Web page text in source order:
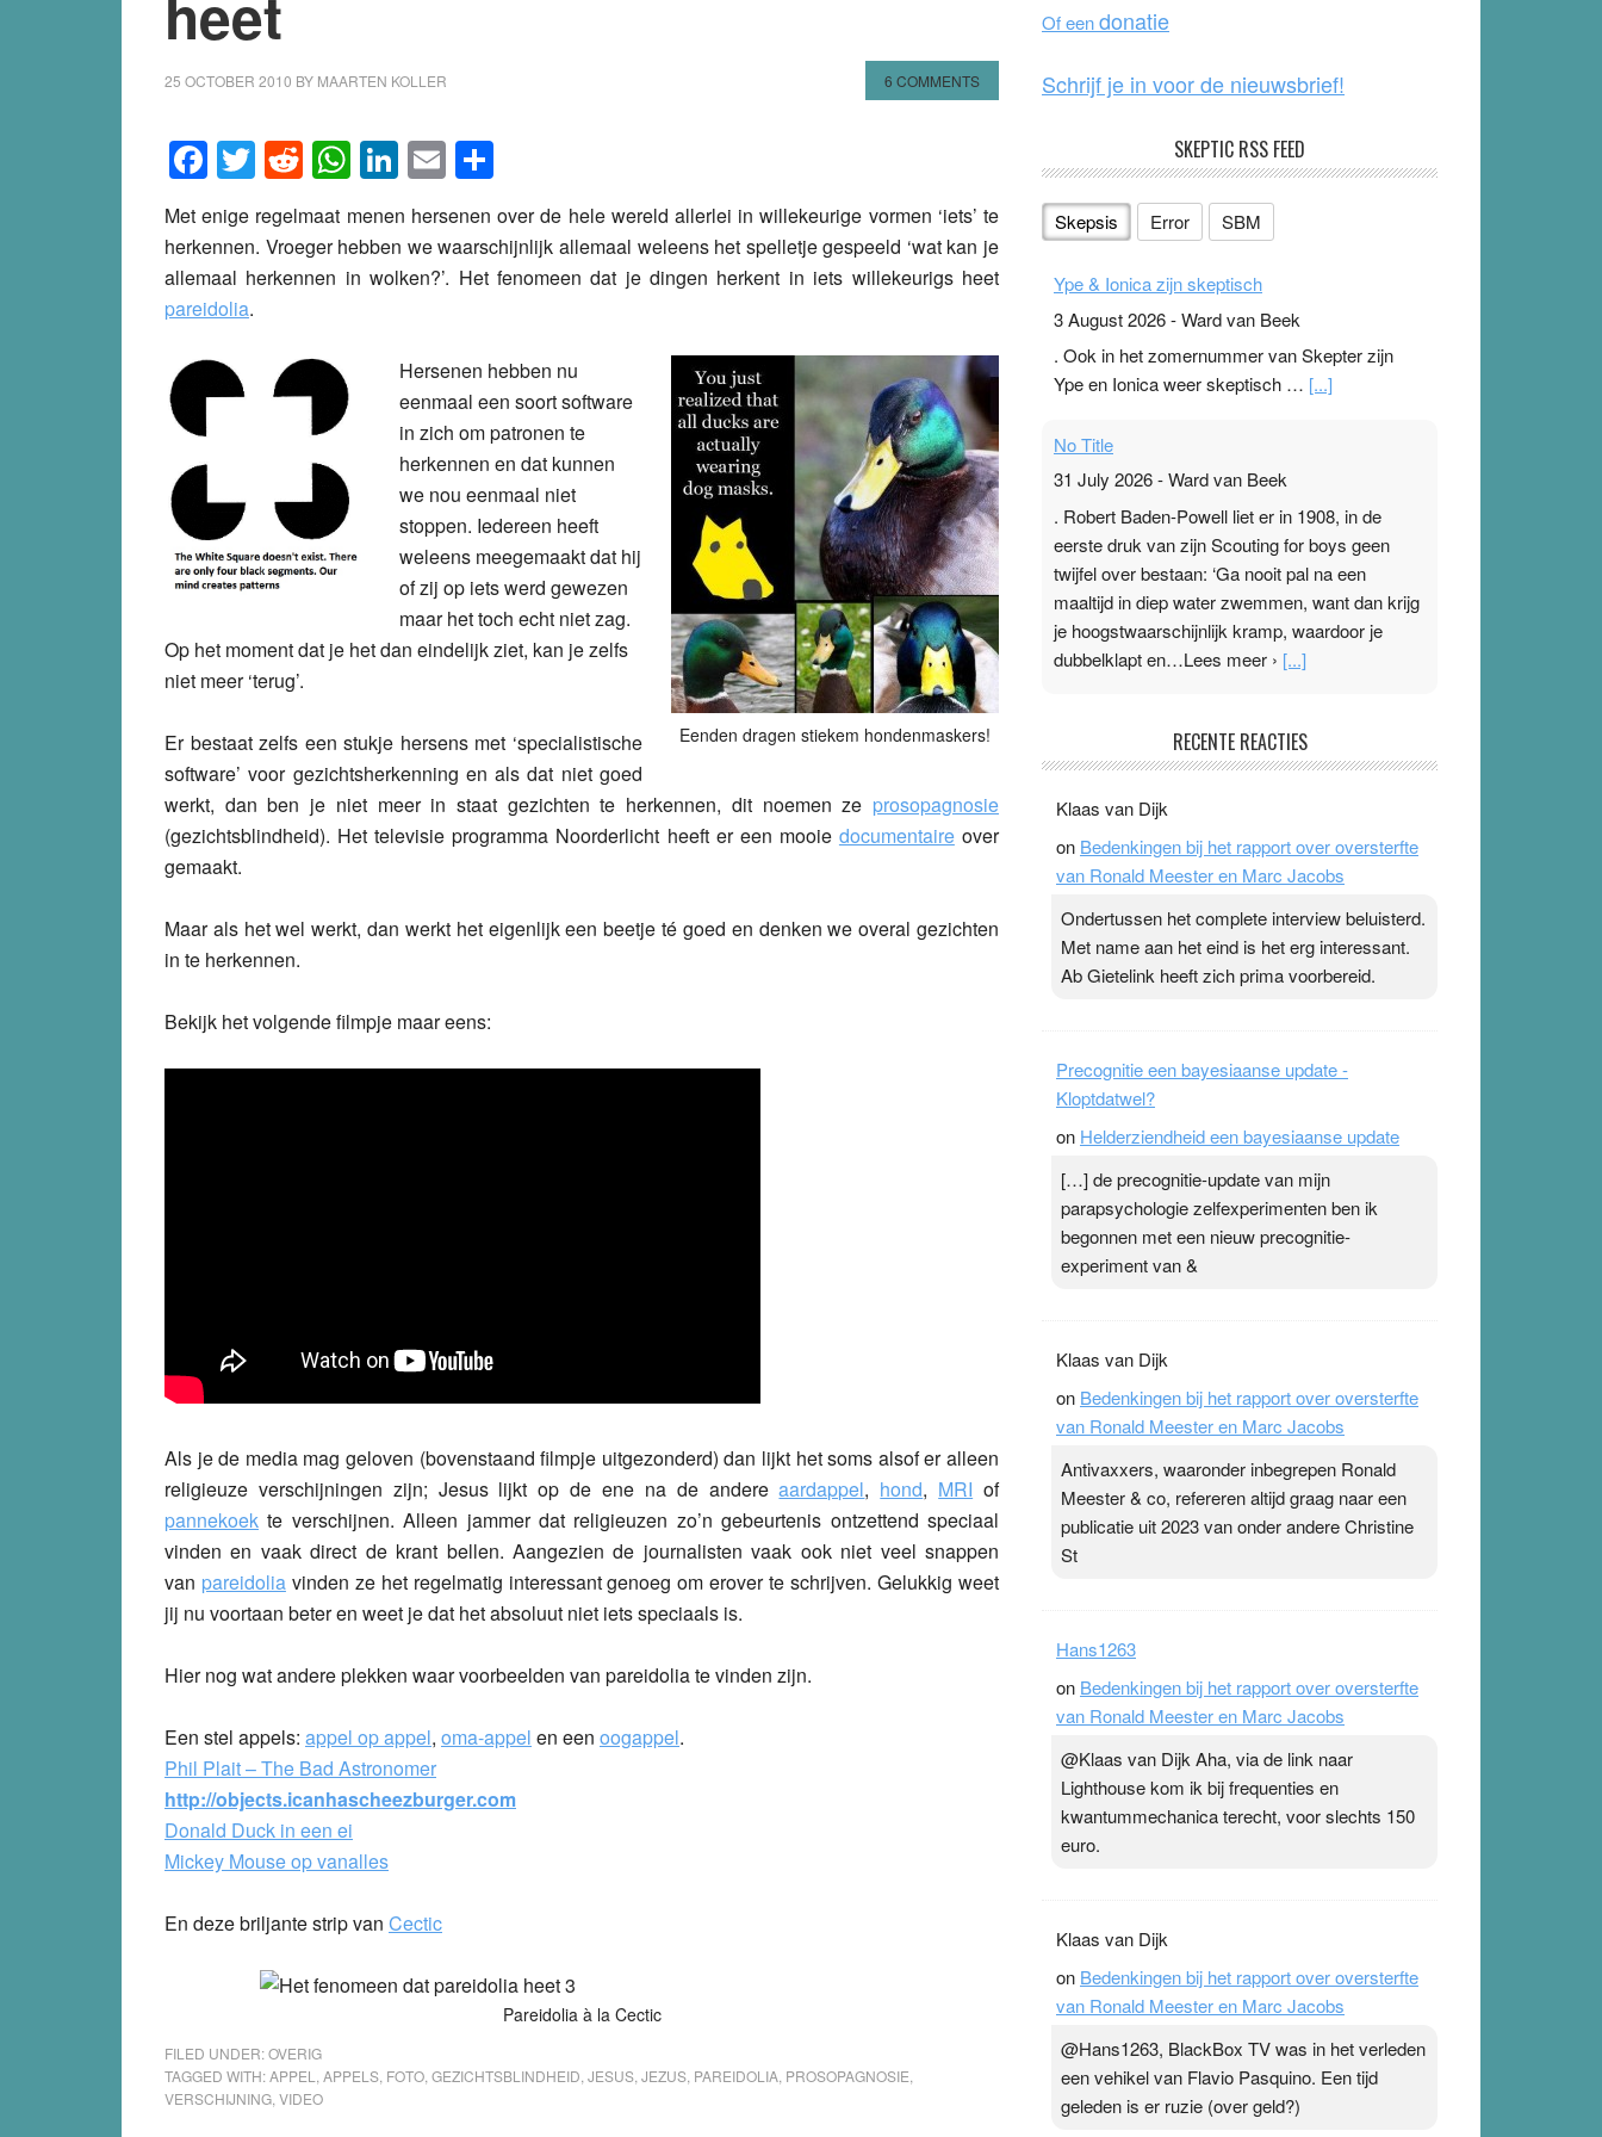
25 OCTOBER 2010 BY MAARTEN KOLLER 6 COMMENTS
Facebook
Twitter
Reddit
WhatsApp
LinkedIn
Email
Met enige regelmaat menen hersenen over de hele wereld allerlei in willekeurige vormen ‘iets’ te
herkennen. Vroeger hebben we waarschijnlijk allemaal weleens het spelletje gespeeld ‘wat kan je
allemaal herkennen in wolken?’. Het fenomeen dat je dingen herkent in iets willekeurigs heet
pareidolia.
Eenden dragen stiekem hondenmaskers!
Hersenen hebben nu
eenmaal een soort software
in zich om patronen te
herkennen en dat kunnen
we nou eenmaal niet
stoppen. Iedereen heeft
weleens meegemaakt dat hij
of zij op iets werd gewezen
maar het toch echt niet zag.
Op het moment dat je het dan eindelijk ziet, kan je zelfs
niet meer ‘terug’.
Er bestaat zelfs een stukje hersens met ‘specialistische
software’ voor gezichtsherkenning en als dat niet goed
werkt, dan ben je niet meer in staat gezichten te herkennen, dit noemen ze prosopagnosie
(gezichtsblindheid). Het televisie programma Noorderlicht heeft er een mooie documentaire over
gemaakt.
Maar als het wel werkt, dan werkt het eigenlijk een beetje té goed en denken we overal gezichten
in te herkennen.
Bekijk het volgende filmpje maar eens:
Als je de media mag geloven (bovenstaand filmpje uitgezonderd) dan lijkt het soms alsof er alleen
religieuze verschijningen zijn; Jesus lijkt op de ene na de andereaardappel, hond, MRI of
pannekoek te verschijnen. Alleen jammer dat religieuzen zo’n gebeurtenis ontzettend speciaal
vinden en vaak direct de krant bellen. Aangezien de journalisten vaak ook niet veel snappen
van pareidolia vinden ze het regelmatig interessant genoeg om erover te schrijven. Gelukkig weet
jij nu voortaan beter en weet je dat het absoluut niet iets speciaals is.
Hier nog wat andere plekken waar voorbeelden van pareidolia te vinden zijn.
Een stel appels: appel op appel, oma-appel en een oogappel.
Phil Plait – The Bad Astronomer
http://objects.icanhascheezburger.com
Donald Duck in een ei
Mickey Mouse op vanalles
En deze briljante strip van Cectic
Pareidolia à la Cectic
FILED UNDER:OVERIG
TAGGED WITH:APPEL APPELS FOTO GEZICHTSBLINDHEID JESUS JEZUS PAREIDOLIA PROSOPAGNOSIE
VERSCHIJNING VIDEO
k
Of eendonatie
Schrijf je in voor de nieuwsbrief!
SKEPTIC RSS FEED
Skepsis Error SBM
Ype & Ionica zijn skeptisch
3 August 2026-Ward van Beek
. Ook in het zomernummer van Skepter zijn
Ype en Ionica weer skeptisch … [...]
No Title
31 July 2026-Ward van Beek
. Robert Baden-Powell liet er in 1908, in de
eerste druk van zijn Scouting for boys geen
twijfel over bestaan: ‘Ga nooit pal na een
maaltijd in diep water zwemmen, want dan krijg
je hoogstwaarschijnlijk kramp, waardoor je
dubbelklapt en…Lees meer › [...]
Ward van Beek
topsporters. Ze hopen ermee hun hartslag te
verlagen terwijl ze meer zuurstof opnemen.
Daarop heeft zo’n pleister geen effect. Maar het
zijn. Door…Lees meer Pleisterplakkers in de
topspsort › [...]
RECENTE REACTIES
Klaas van Dijk
on Bedenkingen bij het rapport over oversterfte
van Ronald Meester en Marc Jacobs
Ondertussen het complete interview beluisterd.
Met name aan het eind is het erg interessant.
Ab Gietelink heeft zich prima voorbereid.
Precognitie een bayesiaanse update -
Kloptdatwel?
on Helderziendheid een bayesiaanse update
[…] de precognitie-update van mijn
parapsychologie zelfexperimenten ben ik
begonnen met een nieuw precognitie-
experiment van &
Klaas van Dijk
on Bedenkingen bij het rapport over oversterfte
van Ronald Meester en Marc Jacobs
Antivaxxers, waaronder inbegrepen Ronald
Meester & co, refereren altijd graag naar een
publicatie uit 2023 van onder andere Christine
St
Hans1263
on Bedenkingen bij het rapport over oversterfte
van Ronald Meester en Marc Jacobs
@Klaas van Dijk Aha, via de link naar
Lighthouse kom ik bij frequenties en
kwantummechanica terecht, voor slechts 150
euro.
Klaas van Dijk
on Bedenkingen bij het rapport over oversterfte
van Ronald Meester en Marc Jacobs
@Hans1263, BlackBox TV was in het verleden
een vehikel van Flavio Pasquino. Een tijd
geleden is er ruzie (over geld?)